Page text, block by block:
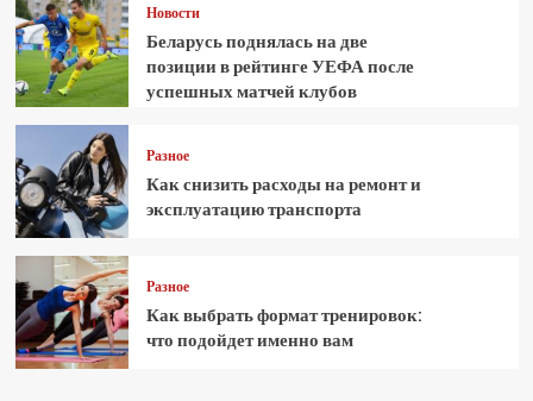
Новости
Беларусь поднялась на две
позиции в рейтинге УЕФА после
успешных матчей клубов
Разное
Как снизить расходы на ремонт и
эксплуатацию транспорта
Разное
Как выбрать формат тренировок:
что подойдет именно вам